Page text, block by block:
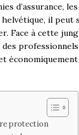
d’assurance,
il
Face à cette
protection